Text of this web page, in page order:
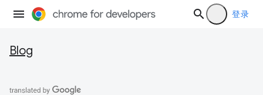
登录
Blog